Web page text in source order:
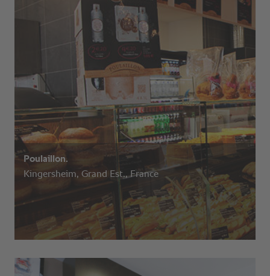
Poulaillon.
Kingersheim, Grand Est., France